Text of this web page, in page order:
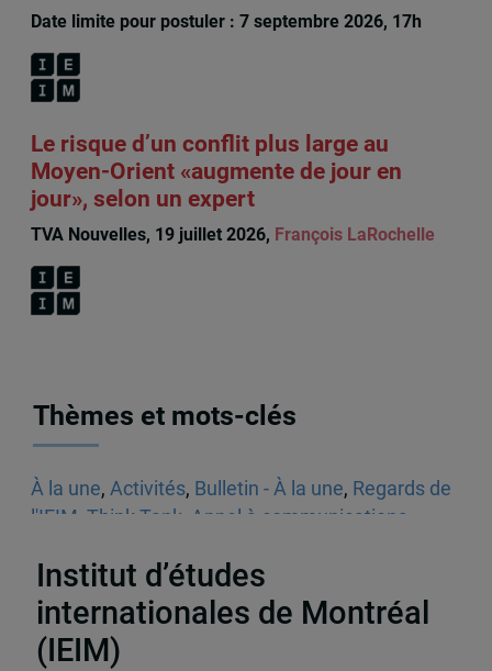
Date limite pour postuler : 7 septembre 2026, 17h
Le risque d’un conflit plus large au
Moyen-Orient «augmente de jour en
jour», selon un expert
TVA Nouvelles, 19 juillet 2026, François LaRochelle
Thèmes et mots-clés
À la une, Activités, Bulletin - À la une, Regards de
l'IEIM Think Tank Appel à communications
Institut d’études
internationales de Montréal
(IEIM)